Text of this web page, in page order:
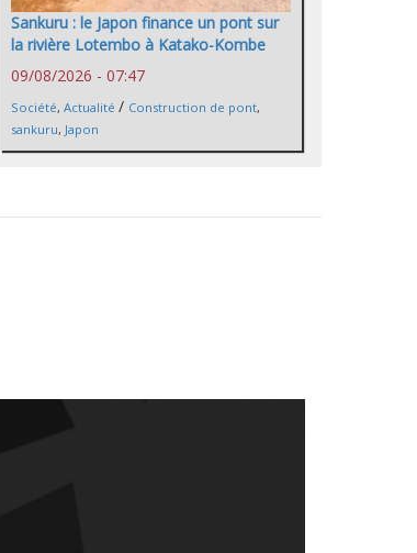
Sankuru : le Japon finance un pont sur
la rivière Lotembo à Katako-Kombe
09/08/2026 - 07:47
Société, Actualité / Construction de pont,
sankuru, Japon